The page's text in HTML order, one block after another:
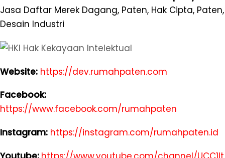
Jasa Daftar Merek Dagang, Paten, Hak Cipta, Paten,
Desain Industri
Website: https://dev.rumahpaten.com
Facebook:
https://www.facebook.com/rumahpaten
Instagram: https://instagram.com/rumahpaten.id